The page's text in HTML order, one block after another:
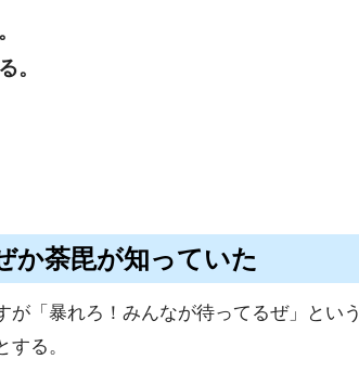
。
か荼毘が知っていた
が「暴れろ！みんなが待ってるぜ」という
る。